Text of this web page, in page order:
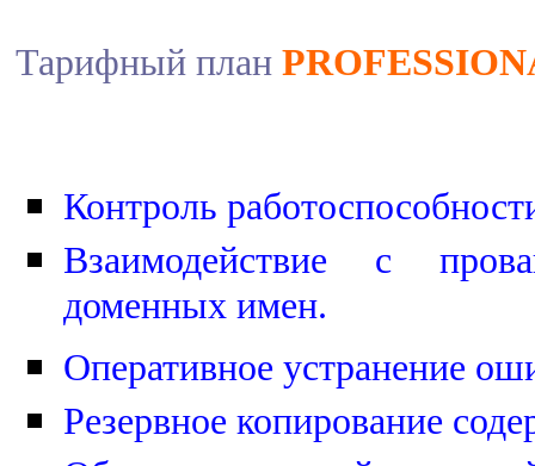
Тарифный план
Контроль
Взаимодействие с
доменных имен.
Оперативное устранение
Резервное копирование